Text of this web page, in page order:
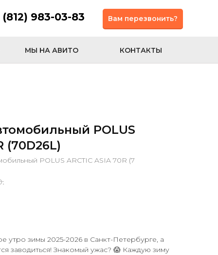
(812) 983-03-83
МЫ НА АВИТО КОНТАКТЫ
Вам перезвонить?
POLUS
(70D26L)
POLUS ARCTIC ASIA 70R (7
утро зимы 2025-2026 в Санкт-Петербурге, а
заводиться! Знакомый ужас? 😱 Каждую зиму